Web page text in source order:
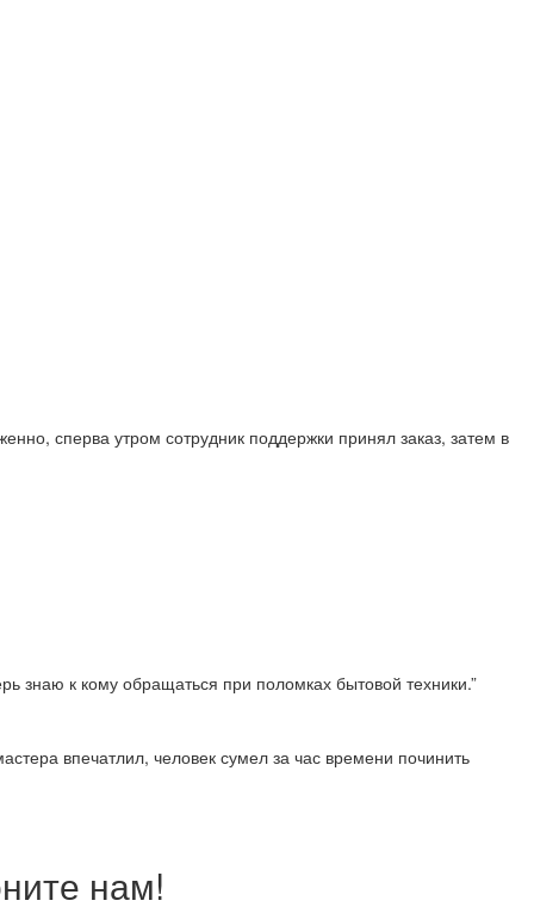
сперва утром сотрудник поддержки принял заказ, затем в
знаю к кому обращаться при поломках бытовой техники.”
впечатлил, человек сумел за час времени починить
нам!